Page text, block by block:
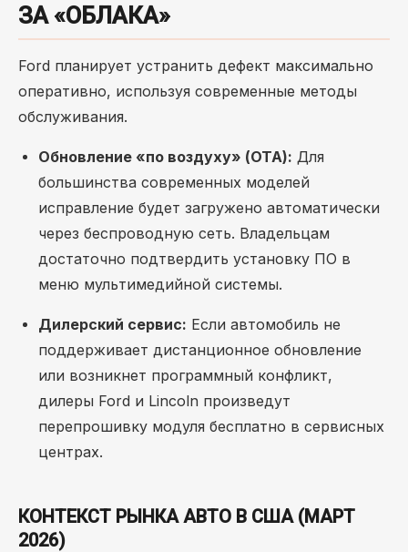
ЗА «ОБЛАКА»
Ford планирует устранить дефект максимально
оперативно, используя современные методы
обслуживания.
Обновление «по воздуху» (OTA): Для
большинства современных моделей
исправление будет загружено автоматически
через беспроводную сеть. Владельцам
достаточно подтвердить установку ПО в
меню мультимедийной системы.
Дилерский сервис: Если автомобиль не
поддерживает дистанционное обновление
или возникнет программный конфликт,
дилеры Ford и Lincoln произведут
перепрошивку модуля бесплатно в сервисных
центрах.
КОНТЕКСТ РЫНКА АВТО В США (МАРТ
2026)